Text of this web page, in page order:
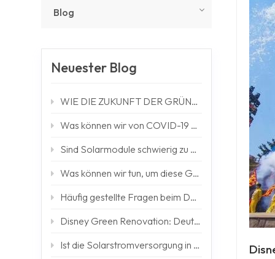
Blog
Neuester Blog
WIE DIE ZUKUNFT DER GRÜNEN TECHNOLOGIE GEFÄLLT
Was können wir von COVID-19 bekommen?
Sind Solarmodule schwierig zu warten?
Was können wir tun, um diese Green-Bond-Emission zu erreichen?
Häufig gestellte Fragen beim Debuggen von Off-Grid-Systemen
Disney Green Renovation: Deutliche Reduzierung der CO2-Emissionen bis 2020
Ist die Solarstromversorgung in Chinas Städten günstiger als Netzstrom?